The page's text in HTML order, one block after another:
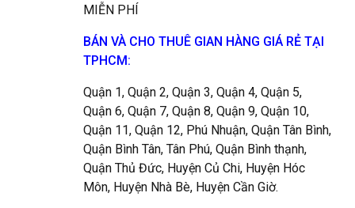
MIỄN PHÍ
BÁN VÀ CHO THUÊ GIAN HÀNG GIÁ RẺ TẠI
TPHCM:
Quận 1, Quận 2, Quận 3, Quận 4, Quận 5,
Quận 6, Quận 7, Quận 8, Quận 9, Quận 10,
Quận 11, Quận 12, Phú Nhuận, Quận Tân Bình,
Quận Bình Tân, Tân Phú, Quận Bình thạnh,
Quận Thủ Đức, Huyện Củ Chi, Huyện Hóc
Môn, Huyện Nhà Bè, Huyện Cần Giờ.